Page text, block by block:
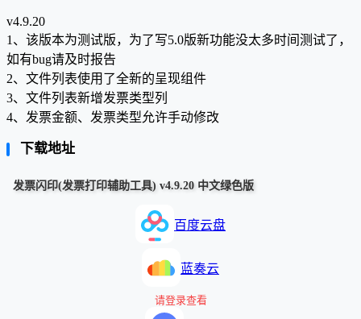
v4.9.20
1、该版本为测试版，为了写5.0版新功能没太多时间测试了，
如有bug请及时报告
2、文件列表使用了全新的呈现组件
3、文件列表新增发票类型列
4、发票金额、发票类型允许手动修改
下载地址
发票闪印(发票打印辅助工具) v4.9.20 中文绿色版
百度云盘
蓝奏云
请登录查看